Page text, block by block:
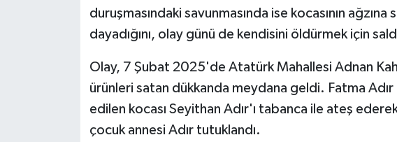
duruşmasındaki savunmasında ise kocasının ağzına
dayadığını, olay günü de kendisini öldürmek için
Olay, 7 Şubat 2025'de Atatürk Mahallesi Adnan
ürünleri satan dükkanda meydana geldi. Fatma Adır
edilen kocası Seyithan Adır'ı tabanca ile ateş
çocuk annesi Adır tutuklandı.